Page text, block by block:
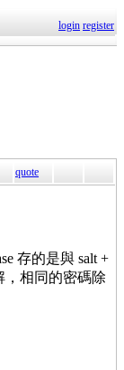
login register
quote
存的是與 salt +
，相同的密碼除